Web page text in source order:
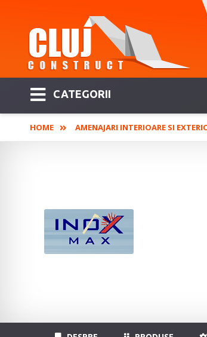
CATEGORII
HOME AMENAJARI INTERIOARE SI